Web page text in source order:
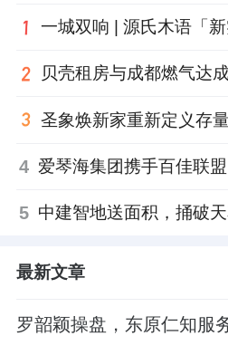
在物业管理行业，战略规
业主日常的管家、保洁、
行，就是空中楼阁。
世园金茂府最值得关注的
4
5 中建智地送面积，捅破
最新文章
罗韶颖操盘，东原仁知服